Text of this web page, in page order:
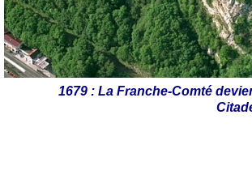
1679 : La Franche-Comté